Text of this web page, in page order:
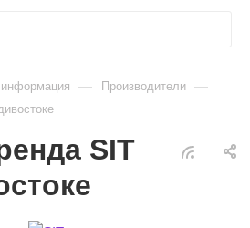
— Производители —
SIT